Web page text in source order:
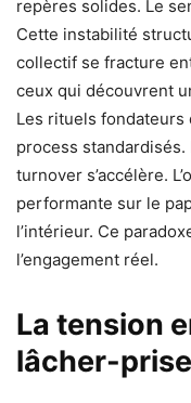
repères solides. Le
Cette instabilité
collectif se fracture
ceux qui découvrent
Les rituels fondateurs
process standardisés.
turnover s’accélère.
performante sur le
l’intérieur. Ce
l’engagement réel.
La tension
lâcher-prise